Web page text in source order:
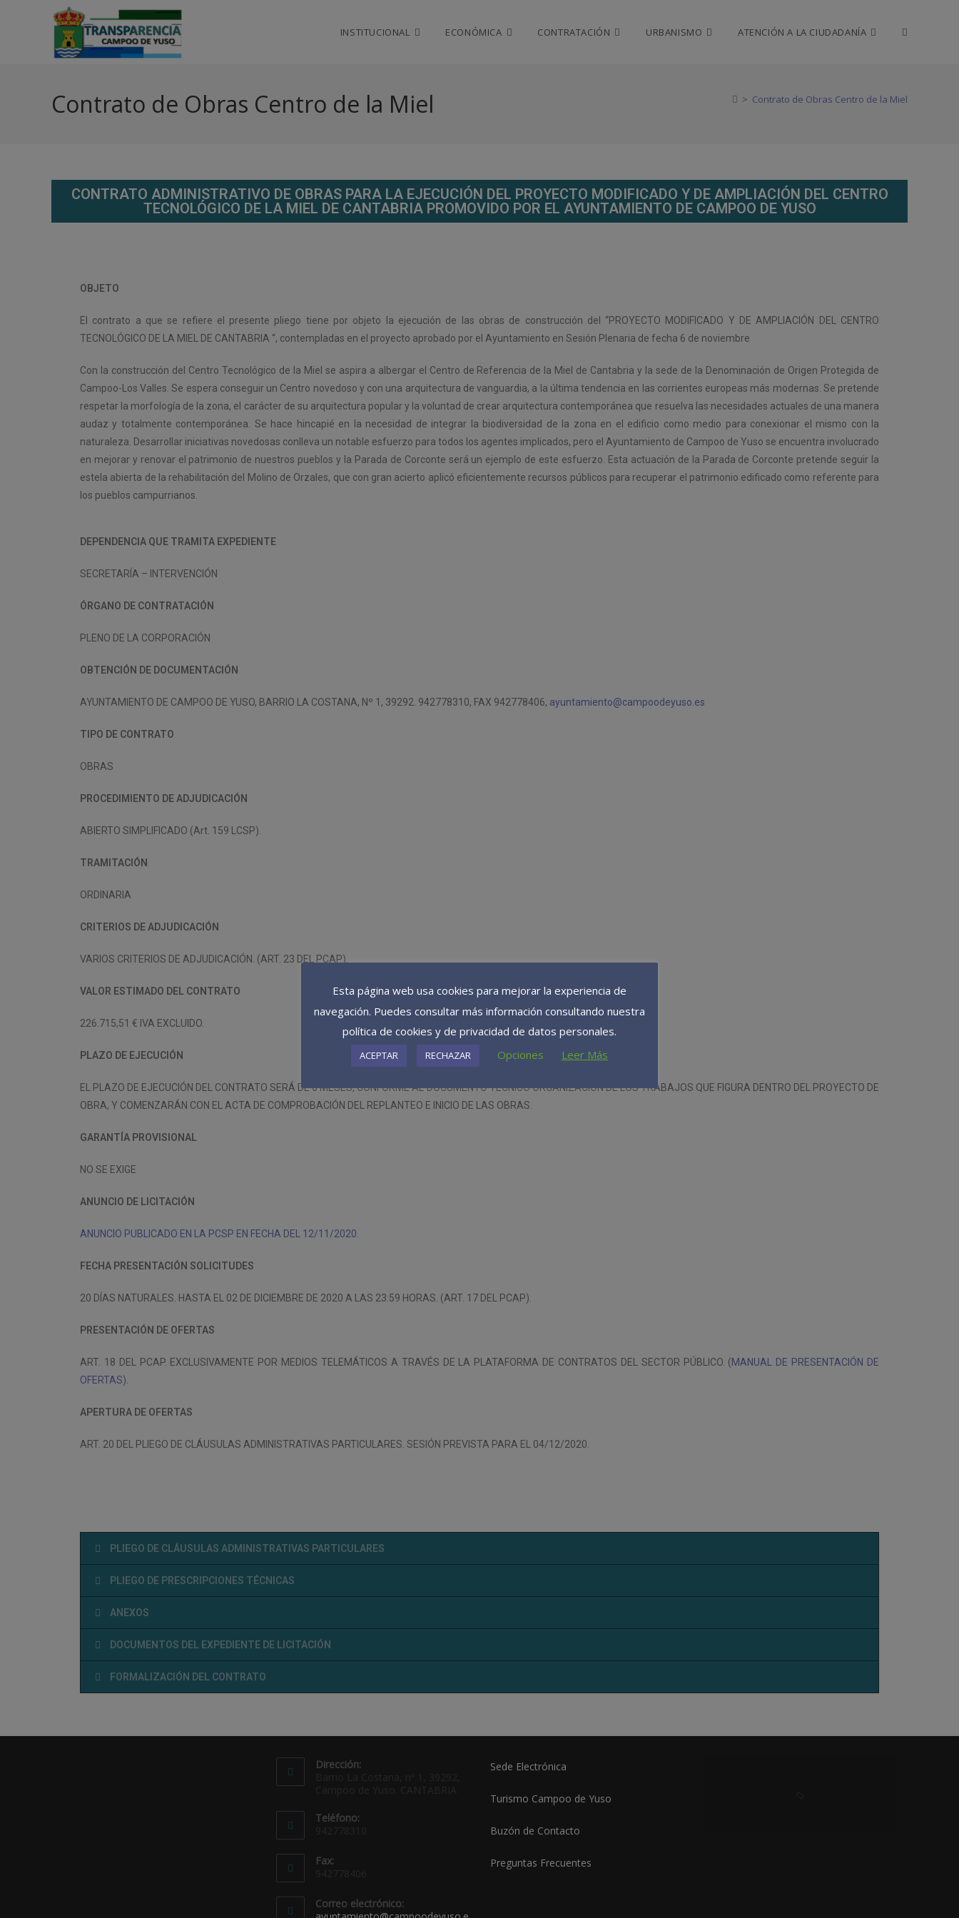
INSTITUCIONAL ECONÓMICA CONTRATACIÓN URBANISMO ATENCIÓN A LA CIUDADANÍA
Contrato de Obras Centro de la Miel > Contrato de Obras Centro de la Miel
CONTRATO ADMINISTRATIVO DE OBRAS PARA LA EJECUCIÓN DEL PROYECTO MODIFICADO Y DE AMPLIACIÓN DEL CENTRO
TECNOLÓGICO DE LA MIEL DE CANTABRIA PROMOVIDO POR EL AYUNTAMIENTO DE CAMPOO DE YUSO
OBJETO
El contrato a que se refiere el presente pliego tiene por objeto la ejecución de las obras de construcción del “PROYECTO MODIFICADO Y DE AMPLIACIÓN DEL CENTRO
TECNOLÓGICO DE LA MIEL DE CANTABRIA “, contempladas en el proyecto aprobado por el Ayuntamiento en Sesión Plenaria de fecha 6 de noviembre
Con la construcción del Centro Tecnológico de la Miel se aspira a albergar el Centro de Referencia de la Miel de Cantabria y la sede de la Denominación de Origen Protegida de
Campoo-Los Valles. Se espera conseguir un Centro novedoso y con una arquitectura de vanguardia, a la última tendencia en las corrientes europeas más modernas. Se pretende
respetar la morfología de la zona, el carácter de su arquitectura popular y la voluntad de crear arquitectura contemporánea que resuelva las necesidades actuales de una manera
audaz y totalmente contemporánea. Se hace hincapié en la necesidad de integrar la biodiversidad de la zona en el edificio como medio para conexionar el mismo con la
naturaleza. Desarrollar iniciativas novedosas conlleva un notable esfuerzo para todos los agentes implicados, pero el Ayuntamiento de Campoo de Yuso se encuentra involucrado
en mejorar y renovar el patrimonio de nuestros pueblos y la Parada de Corconte será un ejemplo de este esfuerzo. Esta actuación de la Parada de Corconte pretende seguir la
estela abierta de la rehabilitación del Molino de Orzales, que con gran acierto aplicó eficientemente recursos públicos para recuperar el patrimonio edificado como referente para
los pueblos campurrianos.
DEPENDENCIA QUE TRAMITA EXPEDIENTE
SECRETARÍA – INTERVENCIÓN
ÓRGANO DE CONTRATACIÓN
PLENO DE LA CORPORACIÓN
OBTENCIÓN DE DOCUMENTACIÓN
AYUNTAMIENTO DE CAMPOO DE YUSO, BARRIO LA COSTANA, Nº 1, 39292. 942778310, FAX 942778406, ayuntamiento@campoodeyuso.es
TIPO DE CONTRATO
OBRAS
PROCEDIMIENTO DE ADJUDICACIÓN
ABIERTO SIMPLIFICADO (Art. 159 LCSP).
TRAMITACIÓN
ORDINARIA
CRITERIOS DE ADJUDICACIÓN
VARIOS CRITERIOS DE ADJUDICACIÓN. (ART. 23 DEL PCAP).
VALOR ESTIMADO DEL CONTRATO
226.715,51 € IVA EXCLUIDO.
PLAZO DE EJECUCIÓN
EL PLAZO DE EJECUCIÓN DEL CONTRATO SERÁ DE 6 MESES, CONFORME AL DOCUMENTO TÉCNICO ORGANIZACIÓN DE LOS TRABAJOS QUE FIGURA DENTRO DEL PROYECTO DE
OBRA, Y COMENZARÁN CON EL ACTA DE COMPROBACIÓN DEL REPLANTEO E INICIO DE LAS OBRAS.
GARANTÍA PROVISIONAL
NO SE EXIGE
ANUNCIO DE LICITACIÓN
ANUNCIO PUBLICADO EN LA PCSP EN FECHA DEL 12/11/2020.
FECHA PRESENTACIÓN SOLICITUDES
20 DÍAS NATURALES. HASTA EL 02 DE DICIEMBRE DE 2020 A LAS 23:59 HORAS. (ART. 17 DEL PCAP).
PRESENTACIÓN DE OFERTAS
ART. 18 DEL PCAP. EXCLUSIVAMENTE POR MEDIOS TELEMÁTICOS A TRAVÉS DE LA PLATAFORMA DE CONTRATOS DEL SECTOR PÚBLICO. (MANUAL DE PRESENTACIÓN DE
OFERTAS).
APERTURA DE OFERTAS
ART. 20 DEL PLIEGO DE CLÁUSULAS ADMINISTRATIVAS PARTICULARES. SESIÓN PREVISTA PARA EL 04/12/2020.
PLIEGO DE CLÁUSULAS ADMINISTRATIVAS PARTICULARES
PLIEGO DE PRESCRIPCIONES TÉCNICAS
ANEXOS
DOCUMENTOS DEL EXPEDIENTE DE LICITACIÓN
FORMALIZACIÓN DEL CONTRATO
Dirección:
Teléfono:
Fax:
Correo electrónico:
Sede Electrónica
Turismo Campoo de Yuso
Buzón de Contacto
Preguntas Frecuentes
Esta página web usa cookies para mejorar la experiencia de
navegación. Puedes consultar más información consultando nuestra
política de cookies y de privacidad de datos personales.
ACEPTAR RECHAZAR Opciones Leer Más